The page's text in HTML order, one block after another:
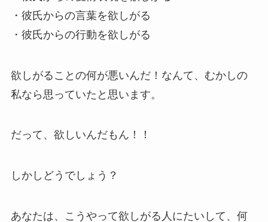
・彼氏からの言葉を欲しがる
・彼氏からの行動を欲しがる
欲しがることの何が悪いんだ！なんて、むかしの
私なら思っていたと思います。
だって、欲しいんだもん！！
しかしどうでしょう？
あなたは、こうやって欲しがる人にたいして、何